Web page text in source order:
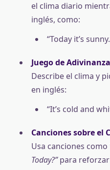
el clima diario
inglés, como:
“Today it’s
Juego de
Describe el clima y
en inglés:
“It’s cold and
Canciones sobre el
Usa canciones como
Today?”para reforzar